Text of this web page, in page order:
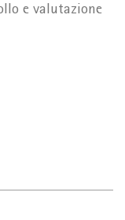
e valutazione